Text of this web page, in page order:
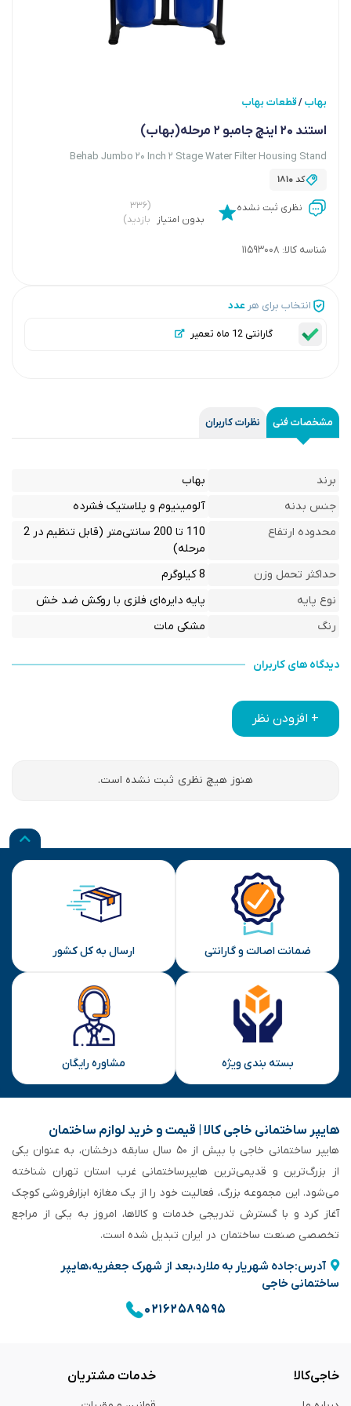
بهاب/قطعات بهاب
استند 20 اینچ جامبو 2 مرحله(بهاب)
Behab Jumbo 20 Inch 2 Stage Water Filter Housing Stand
کد1810
نظری ثبت نشده
بدون امتیاز
(۳۳۶
بازدید)
شناسه کالا: 11593008
انتخاب برای هر عدد
گارانتی 12 ماه تعمیر
مشخصات فنی نظرات کاربران
برند
بهاب
جنس بدنه
آلومینیوم و پلاستیک فشرده
محدوده ارتفاع
110 تا 200 سانتی‌متر (قابل تنظیم در 2
مرحله)
حداکثر تحمل وزن
8 کیلوگرم
نوع پایه
پایه دایره‌ای فلزی با روکش ضد خش
رنگ
مشکی مات
دیدگاه های کاربران
+ افزودن نظر
هنوز هیچ نظری ثبت نشده است.
ضمانت اصالت و گارانتی ارسال به کل کشور
بسته بندی ویژه مشاوره رایگان
هایپر ساختمانی خاجی‌ کالا | قیمت و خرید لوازم ساختمان
هایپر ساختمانی خاجی‌ با بیش از ۵۰ سال سابقه‌ درخشان، به عنوان یکی
از بزرگ‌ترین و قدیمی‌ترین هایپرساختمانی‌ غرب استان تهران شناخته
می‌شود. این مجموعه بزرگ، فعالیت خود را از یک مغازه ابزارفروشی کوچک
آغاز کرد و با گسترش تدریجی خدمات و کالاها، امروز به یکی از مراجع
تخصصی صنعت ساختمان در ایران تبدیل شده است.
آدرس:جاده شهریار به ملارد،بعد از شهرک جعفریه،هایپر
ساختمانی خاجی
۰۲۱۶۲۵۸۹۵۹۵
خاجی‌کالا خدمات مشتریان